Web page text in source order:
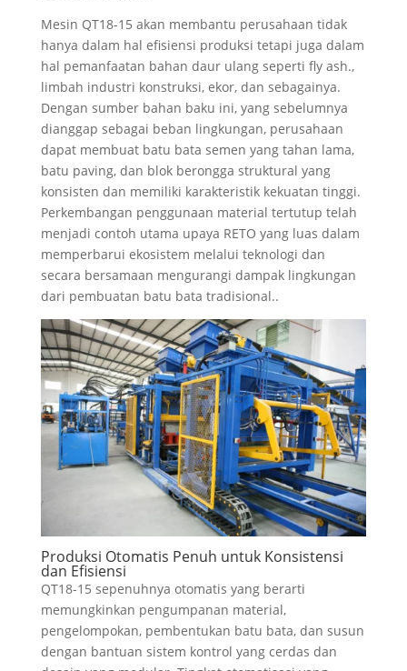
Mesin QT18-15 akan membantu perusahaan tidak
hanya dalam hal efisiensi produksi tetapi juga dalam
hal pemanfaatan bahan daur ulang seperti fly ash.,
limbah industri konstruksi, ekor, dan sebagainya.
Dengan sumber bahan baku ini, yang sebelumnya
dianggap sebagai beban lingkungan, perusahaan
dapat membuat batu bata semen yang tahan lama,
batu paving, dan blok berongga struktural yang
konsisten dan memiliki karakteristik kekuatan tinggi.
Perkembangan penggunaan material tertutup telah
menjadi contoh utama upaya RETO yang luas dalam
memperbarui ekosistem melalui teknologi dan
secara bersamaan mengurangi dampak lingkungan
dari pembuatan batu bata tradisional..
Produksi Otomatis Penuh untuk Konsistensi
dan Efisiensi
QT18-15 sepenuhnya otomatis yang berarti
memungkinkan pengumpanan material,
pengelompokan, pembentukan batu bata, dan susun
dengan bantuan sistem kontrol yang cerdas dan